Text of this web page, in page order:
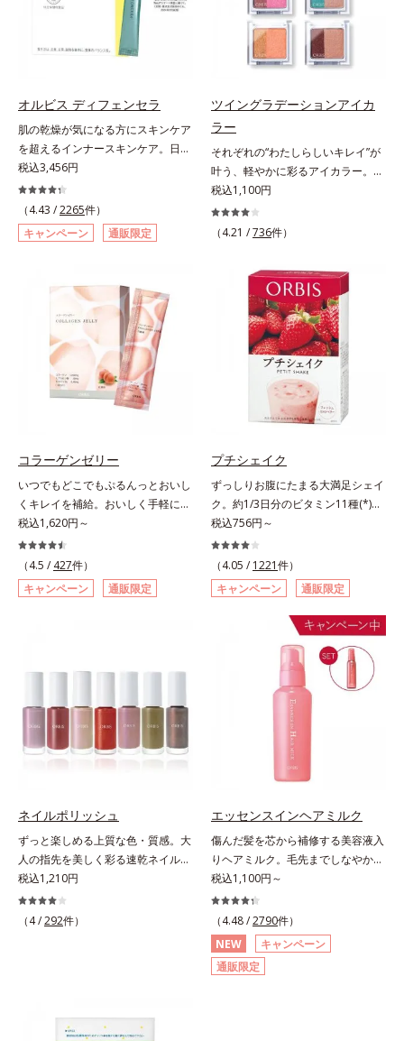
としてお使いいただく場合や、お肌
の状態に合わせて毎日お使いいただ
いても問題ありません。【ご使用方
法】①適量(さくらんぼ 1粒程度)を
を描くように、よくなじませます。
②指先の感触が軽くなったら、水ま
たはぬるま湯でよく洗い流します。
※W洗顔は不要です。
るべく、独自技術によるオルビスの
リポソームビタミンCは高吸収率。
カラダと同じ成分でできたリポソー
ム（カプセル）にビタミンCを閉じ
従来のビタミンCに比べて吸収率が
差で届けるタイムデリバー設計をプ
ラスすることで体内に長く留め、最
大限アプローチしていきます。甘酸
っぱいパイン風味が口の中に爽やか
に広がる顆粒タイプ。水なしでもサ
ッと摂れます。
けのケアなので、夏対策にありがち
な不快感やストレスは無し！ 時短
ケアにもなるため、忙しい方にもお
に早速、毎日2粒（目安）の新習慣
を始めましょう。* 紫外線などによ
り失われるビタミンCを中心とした
栄養成分の補給
オルビス ディフェンセラ
肌の乾燥が気になる方にスキンケア
を超えるインナースキンケア。日本
初(*1)“肌にもトクホ(*2)”！肌の乾燥
が気になる方に。高純度に精製した
米胚芽由来のグルコシルセラミドを
配合。「肌の水分を逃しにくくする
ため、肌の乾燥が気になる方に適し
アです。“飲むスキンケア”だから、
顔だけでなく、背中や足など、スキ
ンケア機能は全身にも。なかなか手
が回らない、ボディの乾燥対策にも
おすすめです。ゆずの爽やかな香り
とすっきりとした酸味が特徴の「ゆ
ず風味」、芳醇なマスカットの香り
「マスカット風味」、ピーチの甘い
香りと爽やかな甘味が楽しめる「ピ
ーチ風味」の3種のフレーバーをご
用意。その日の気分に合わせてチョ
イスできるから、より飽きにくく、
水なしで飲めるから、毎日手軽にお
いしく続けられます。*1 販売商品
として。*2 許可表示：本品に含ま
税込3,456円
（4.43 /2265件）
キャンペーン
通販限定
ツイングラデーションアイカ
ラー
それぞれの“わたしらしいキレイ”が
叶う、軽やかに彩るアイカラー。そ
れぞれの“わたしに似合う！”を叶え
る、絶妙な2色セットのデイリーア
イカラーです。自由に使い回せる濃
ョンが作れて、瞳の印象を確実に
UP。重ね方次第で印象の異なる仕
上がりが可能で、毎日のメイクがも
っと楽しくなります。それぞれの肌
色を考えたこだわりの色設計だか
ら、冒険カラーも肌にすんなりなじ
み、立体的で華やかな目元に仕上が
ります。容器の中でプレスされた粉
れて丸い粉体になる「バウンスロー
上で転がりやすく、ひと塗りでふわ
っとのび広がります。
税込1,100円
（4.21 /736件）
コラーゲンゼリー
いつでもどこでもぷるんっとおいし
くキレイを補給。おいしく手軽にキ
レイをチャージ！ おやつ感覚でハ
リと弾力のある毎日に欠かせない人
気のコラーゲンを補給できる、ステ
ィック型ゼリーです。吸収が早い、
分子の小さなコラーゲンが1袋にた
B6も加えました。コラーゲン特有
た、まるでフルーツゼリーのように
みずみずしいゼリーです。個包装の
スティックタイプだから、いつでも
どこでも片手でおいしくコラーゲン
になる悩みも、おやつやデザート時
にぷるんっと食べて解消を目指しま
しょう。脂肪分ゼロ＆1袋20kcal
で、ダイエット中でも安心です。各
商品の詳しい情報は商品ページをご
覧ください。・BEAUTY夏祭りは、
こちら
税込1,620円～
（4.5 / 427件）
キャンペーン
通販限定
プチシェイク
ずっしりお腹にたまる大満足シェイ
ク。約1/3日分のビタミン11種(*)・
鉄分・食物繊維配合でダイエットと
美容をしっかりサポート。食事とお
きかえるだけで簡単にカロリーを抑
えつつ、果実のいいところをまるご
と使って栄養バランスUP。食物繊
維やビタミン、鉄分などの不足しが
ちな栄養素をチャージして、健康的
なダイエットを後押しします。さら
に牛乳以外に、豆乳やヨーグルトに
も混ぜることができ、気分や摂りた
い栄養、空腹具合に合わせて食べ方
のアレンジは自由自在！自然な果実
の味を活かした美味しさで、ハッピ
ーなダイエットを目指します。* ビ
D、E、ナイアシン、パントテン
酸、葉酸各商品の詳しい情報は商品
ページをご覧ください。・BEAUTY
夏祭りは、こちら
税込756円～
（4.05 / 1221件）
キャンペーン
通販限定
ネイルポリッシュ
ずっと楽しめる上質な色・質感。大
人の指先を美しく彩る速乾ネイルカ
ラー。大人の手肌をきれいに見せ
る、落ち着いた色展開の速乾ネイル
カラー（マニキュア）です。長い年
乾性も従来品よりさらにアップ。ま
税込1,210円
（4 /292件）
エッセンスインヘアミルク
傷んだ髪を芯から補修する美容液入
りヘアミルク。毛先までしなやかな
美髪へ。パサつき、広がり、枝毛、
ツヤ不足・・・髪のお悩みは尽きな
いもの。エッセンスインヘアミルク
は、そんなお悩みを解決する洗い流
さないタイプのトリートメントで
す。サロン業界注目の美髪成分
税込1,100円～
（4.48 /2790件）
NEW
キャンペーン
通販限定